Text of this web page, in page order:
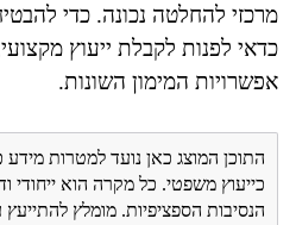
מרכזי להחלטה נכונה. כדי
כדאי לפנות לקבלת ייעוץ
אפשרויות המימון השונות.
התוכן המוצג כאן נועד למטרות מידע
כייעוץ משפטי. כל מקרה הוא ייחודי
הנסיבות הספציפיות. מומלץ